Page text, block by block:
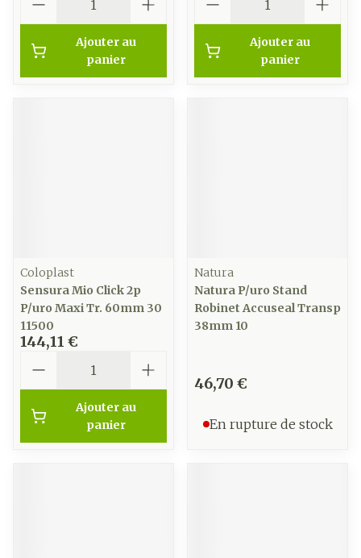
Ajouter au
panier
Ajouter au
panier
Coloplast
Sensura Mio Click 2p
P/uro Maxi Tr. 60mm 30
11500
144,11 €
Ajouter au
panier
Natura
Natura P/uro Stand
Robinet Accuseal Transp
38mm 10
46,70 €
En rupture de stock